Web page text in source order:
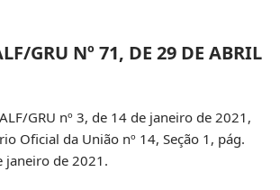
GRU Nº 71, DE 29 DE ABRIL
GRU nº 3, de 14 de janeiro de 2021,
Oficial da União nº 14, Seção 1, pág.
janeiro de 2021.